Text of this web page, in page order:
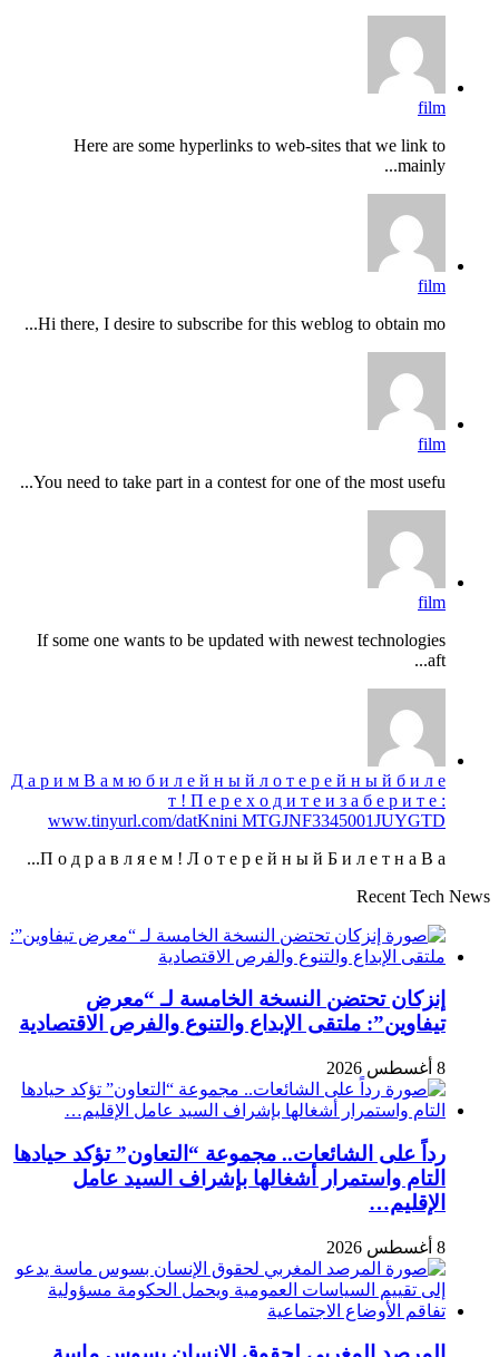
film
Here are some hyperlinks to web-sites that we link to
mainly...
film
Hi there, I desire to subscribe for this weblog to obtain mo...
film
You need to take part in a contest for one of the most usefu...
film
If some one wants to be updated with newest technologies
aft...
Д а р и м В а м ю б и л е й н ы й л о т е р е й н ы й б и л е
т ! П е р е х о д и т е и з а б е р и т е :
www.tinyurl.com/datKnini MTGJNF3345001JUYGTD
П о д р а в л я е м ! Л о т е р е й н ы й Б и л е т н а В а...
Recent Tech News
إنزكان تحتضن النسخة الخامسة لـ “معرض
تيفاوين”: ملتقى الإبداع والتنوع والفرص الاقتصادية
8 أغسطس 2026
رداً على الشائعات.. مجموعة “التعاون” تؤكد حيادها
التام واستمرار أشغالها بإشراف السيد عامل
الإقليم…
8 أغسطس 2026